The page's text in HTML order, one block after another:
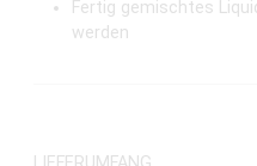
Fertig gemischtes
werden